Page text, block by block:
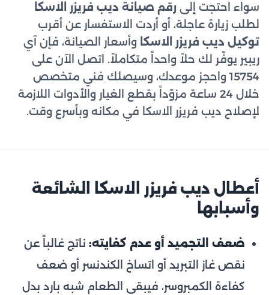
سواء احتجت إلى رقم صيانة ديب فريزر الاسكا
لطلب زيارة عاجلة، أو أردت الاستفسار عن أقرب
توكيل ديب فريزر الاسكا وأسعار الصيانة، فإن آي
ريبير يوفّر لك حلاً واحداً متكاملاً. اتصل الآن على
15754 واحجز موعدك، وسيصلك فني متخصص
خلال 24 ساعة مزوّداً بقطع الغيار والأدوات اللازمة
لإصلاح ديب فريزر الاسكا في مكانه وبأسرع وقت.
أعطال ديب فريزر الاسكا الشائعة
وأسبابها
ضعف التجميد أو عدم كفايته: ناتج غالباً عن
نقص غاز التبريد أو اتساخ الكندنسر أو ضعف
كفاءة الكمبروسر، فيبقى الطعام شبه بارد بدل